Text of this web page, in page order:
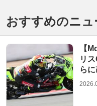
おすすめのニュ
【
リ
ら